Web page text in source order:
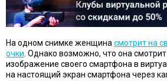
На одном снимке женщина смотрит на
очки . Однако возможно, что она
изображение своего смартфона в
на настоящий экран смартфона через